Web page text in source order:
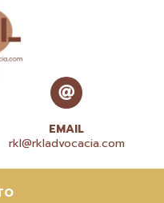
EMAIL
rkl@rkladvocacia.com